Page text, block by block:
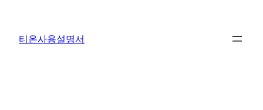
티온사용설명서